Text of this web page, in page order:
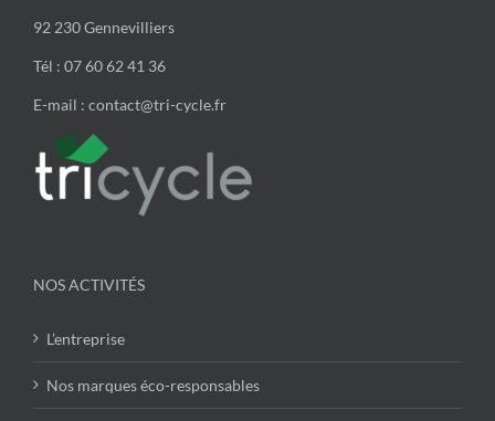
92 230 Gennevilliers
Tél : 07 60 62 41 36
E-mail : contact@tri-cycle.fr
NOS ACTIVITÉS
L’entreprise
Nos marques éco-responsables